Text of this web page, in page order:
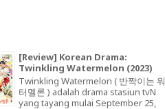
[Review] Korean Drama:
Twinkling Watermelon (2023)
Twinkling Watermelon ( 반짝이는 워
터멜론 ) adalah drama stasiun tvN
yang tayang mulai September 25,